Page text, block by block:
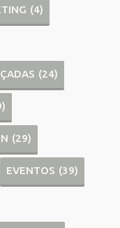
(4)
(24)
(29)
EVENTOS (39)